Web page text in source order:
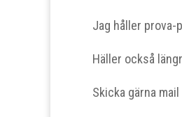
Jag håller prova-
Häller också
Skicka gärna